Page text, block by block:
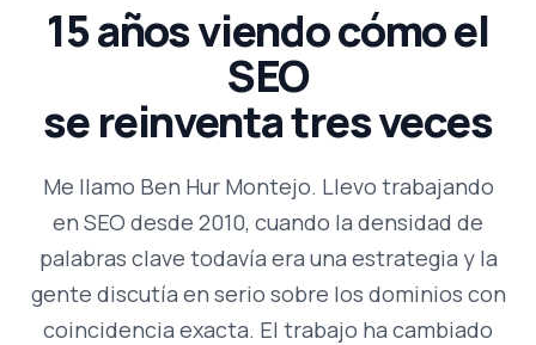
15 años viendo cómo el
SEO
se reinventa tres veces
Me llamo Ben Hur Montejo. Llevo trabajando
en SEO desde 2010, cuando la densidad de
palabras clave todavía era una estrategia y la
gente discutía en serio sobre los dominios con
coincidencia exacta. El trabajo ha cambiado